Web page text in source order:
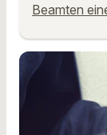
Beamten